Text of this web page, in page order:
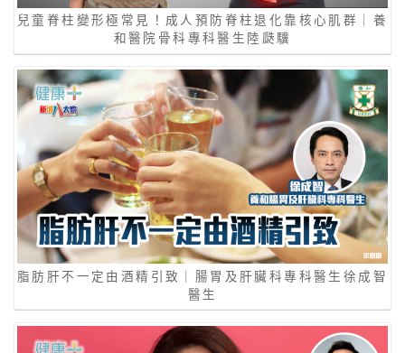
兒童脊柱變形極常見！成人預防脊柱退化靠核心肌群｜養
和醫院骨科專科醫生陸瓞驥
脂肪肝不一定由酒精引致｜腸胃及肝臟科專科醫生徐成智
醫生